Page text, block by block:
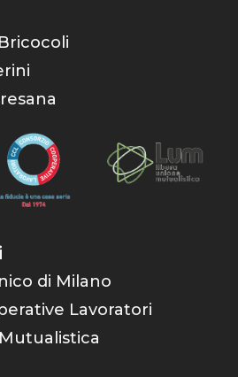
di Milano
Lavoratori